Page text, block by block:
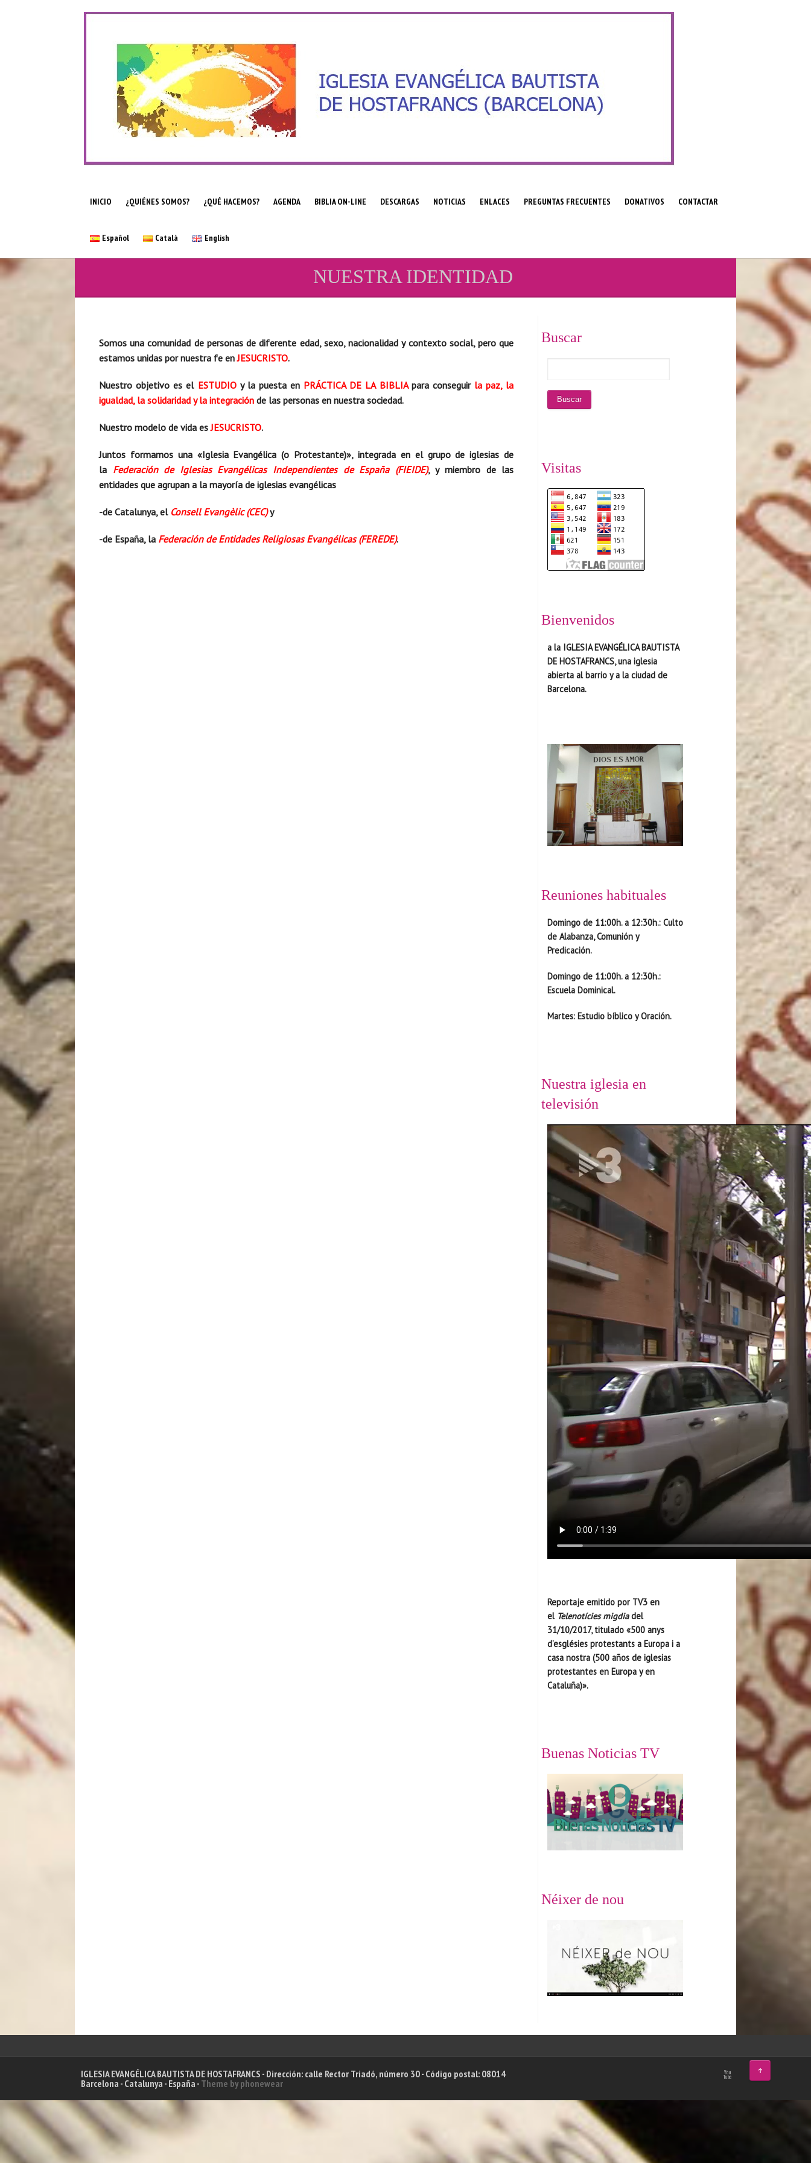
INICIO ¿QUIÉNES SOMOS? ¿QUÉ HACEMOS? AGENDA BIBLIA ON-LINE DESCARGAS NOTICIAS ENLACES PREGUNTAS FRECUENTES DONATIVOS CONTACTAR
Español Català English
NUESTRA IDENTIDAD
Somos una comunidad de personas de diferente edad, sexo, nacionalidad y contexto social, pero que
estamos unidas por nuestra fe en JESUCRISTO.
Nuestro objetivo es el ESTUDIO y la puesta en PRÁCTICA DE LA BIBLIApara conseguir la paz, la
igualdad, la solidaridad y la integración de las personas en nuestra sociedad.
Nuestro modelo de vida es JESUCRISTO.
Juntos formamos una «Iglesia Evangélica (o Protestante)», integrada en el grupo de iglesias de
la Federación de Iglesias Evangélicas Independientes de España (FIEIDE), y miembro de las
entidades que agrupan a la mayoría de iglesias evangélicas
-de Catalunya, el Consell Evangèlic (CEC) y
-de España, la Federación de Entidades Religiosas Evangélicas (FEREDE).
Buscar
Visitas
Bienvenidos
a la IGLESIA EVANGÉLICA BAUTISTA
DE HOSTAFRANCS, una iglesia
abierta al barrio y a la ciudad de
Barcelona.
Reuniones habituales
Domingo de 11:00h. a 12:30h.: Culto
de Alabanza, Comunión y
Predicación.
Domingo de 11:00h. a 12:30h.:
Escuela Dominical.
Martes: Estudio bíblico y Oración.
Nuestra iglesia en
televisión
Reportaje emitido por TV3 en
el Telenotícies migdiadel
31/10/2017, titulado «500 anys
d’esglésies protestants a Europa i a
casa nostra (500 años de iglesias
protestantes en Europa y en
Cataluña)».
Buenas Noticias TV
Néixer de nou
IGLESIA EVANGÉLICA BAUTISTA DE HOSTAFRANCS - Dirección: calle Rector Triadó, número 30 - Código postal: 08014
Barcelona - Catalunya - España - Theme by phonewear
↑